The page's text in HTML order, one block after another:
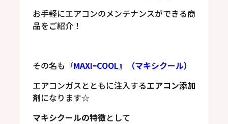
お手軽にエアコンのメンテナンスができる商
品をご紹介！
その名も 『MAXIｰCOOL』（マキシクール）
エアコンガスとともに注入するエアコン添加
剤になります☆
マキシクールの特徴として